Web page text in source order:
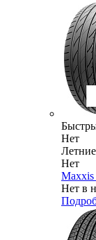
Нет
Летние
Нет
Maxxis
Нет в